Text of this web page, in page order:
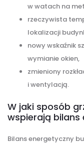
w watach na
rzeczywista
lokalizacji
nowy wskaźnik
wymianie okien,
zmieniony
i wentylacją.
W jaki sposób
wspierają bilans
Bilans energetyczny